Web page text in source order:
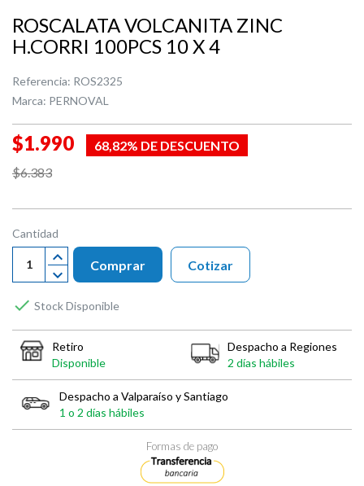
ROSCALATA VOLCANITA ZINC
H.CORRI 100PCS 10 X 4
Referencia: ROS2325
Marca: PERNOVAL
$1.990
68,82% DE DESCUENTO
$6.383
Cantidad
Comprar
 Stock Disponible
Cotizar
Retiro
Disponible
Despacho a Regiones
2 días hábiles
Despacho a Valparaíso y Santiago
1 o 2 días hábiles
Formas de pago